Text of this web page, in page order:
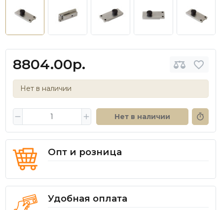
8804.00р.
Нет в наличии
Нет в наличии
Опт и розница
Удобная оплата